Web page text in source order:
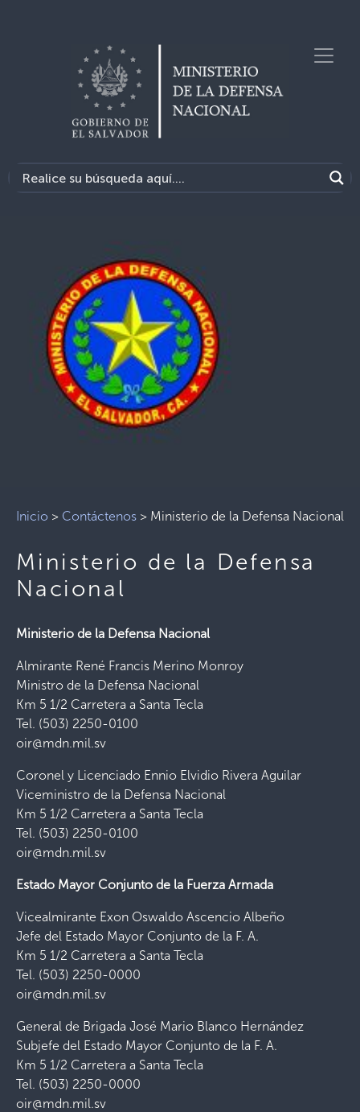
Inicio > Contáctenos > Ministerio de la Defensa Nacional
Ministerio de la Defensa
Nacional
Ministerio de la Defensa Nacional
Almirante René Francis Merino Monroy
Ministro de la Defensa Nacional
Km 5 1/2 Carretera a Santa Tecla
Tel. (503) 2250-0100
oir@mdn.mil.sv
Coronel y Licenciado Ennio Elvidio Rivera Aguilar
Viceministro de la Defensa Nacional
Km 5 1/2 Carretera a Santa Tecla
Tel. (503) 2250-0100
oir@mdn.mil.sv
Estado Mayor Conjunto de la Fuerza Armada
Vicealmirante Exon Oswaldo Ascencio Albeño
Jefe del Estado Mayor Conjunto de la F. A.
Km 5 1/2 Carretera a Santa Tecla
Tel. (503) 2250-0000
oir@mdn.mil.sv
General de Brigada José Mario Blanco Hernández
Subjefe del Estado Mayor Conjunto de la F. A.
Km 5 1/2 Carretera a Santa Tecla
Tel. (503) 2250-0000
oir@mdn.mil.sv